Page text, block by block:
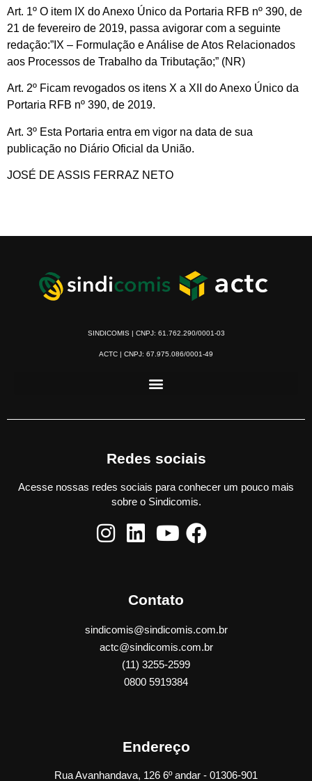
Art. 1º O item IX do Anexo Único da Portaria RFB nº 390, de
21 de fevereiro de 2019, passa avigorar com a seguinte
redação:”IX – Formulação e Análise de Atos Relacionados
aos Processos de Trabalho da Tributação;” (NR)
Art. 2º Ficam revogados os itens X a XII do Anexo Único da
Portaria RFB nº 390, de 2019.
Art. 3º Esta Portaria entra em vigor na data de sua
publicação no Diário Oficial da União.
JOSÉ DE ASSIS FERRAZ NETO
SINDICOMIS | CNPJ: 61.762.290/0001-03
ACTC | CNPJ: 67.975.086/0001-49
Redes sociais
Acesse nossas redes sociais para conhecer um pouco mais
sobre o Sindicomis.
Contato
sindicomis@sindicomis.com.br
actc@sindicomis.com.br
(11) 3255-2599
0800 5919384
Endereço
Rua Avanhandava, 126 6º andar - 01306-901